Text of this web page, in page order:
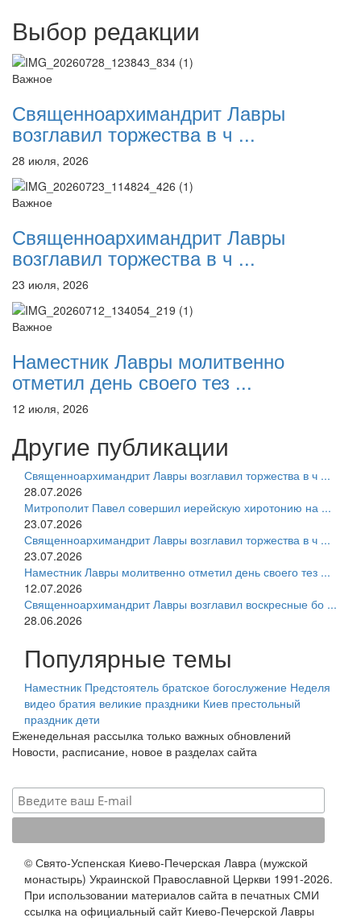
12 сентября 2015Название трансляции
12 сентября 2015Название трансляции
Перейти к архиву
Выбор редакции
Важное
Священноархимандрит Лавры
возглавил торжества в ч ...
28 июля, 2026
Важное
Священноархимандрит Лавры
возглавил торжества в ч ...
23 июля, 2026
Важное
Наместник Лавры молитвенно
отметил день своего тез ...
12 июля, 2026
Другие публикации
Священноархимандрит Лавры возглавил торжества в ч ...
28.07.2026
Митрополит Павел совершил иерейскую хиротонию на ...
23.07.2026
Священноархимандрит Лавры возглавил торжества в ч ...
23.07.2026
Наместник Лавры молитвенно отметил день своего тез ...
12.07.2026
Священноархимандрит Лавры возглавил воскресные бо ...
28.06.2026
Популярные темы
Наместник Предстоятель братское богослужение Неделя
видео братия великие праздники Киев престольный
праздник дети
Еженедельная рассылка только важных обновлений
Новости, расписание, новое в разделах сайта
© Свято-Успенская Киево-Печерская Лавра (мужской
монастырь) Украинской Православной Церкви 1991-2026.
При использовании материалов сайта в печатных СМИ
ссылка на официальный сайт Киево-Печерской Лавры